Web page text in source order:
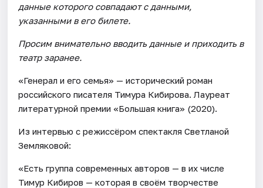
данные которого совпадают с данными,
указанными в его билете.
Просим внимательно вводить данные и приходить в
театр заранее.
«Генерал и его семья» — исторический роман
российского писателя Тимура Кибирова. Лауреат
литературной премии «Большая книга» (2020).
Из интервью с режиссёром спектакля Светланой
Земляковой:
«Есть группа современных авторов — в их числе
Тимур Кибиров — которая в своём творчестве